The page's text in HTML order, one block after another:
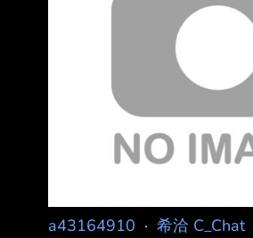
故事不用好感度，預設全開
https://i.meee.com.tw/
https://i.meee.com.tw/
坑，等了半年的泳泰，一來
a43164910 · 希洽 C_Chat